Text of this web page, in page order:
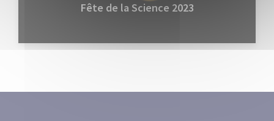
Fête de la Science 2023